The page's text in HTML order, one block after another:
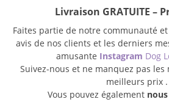
Livraison GRATUITE –
Faites partie de notre communauté
avis de nos clients et les derniers
amusante Instagram Dog
Suivez-nous et ne manquez pas
meilleurs prix .
Vous pouvez également